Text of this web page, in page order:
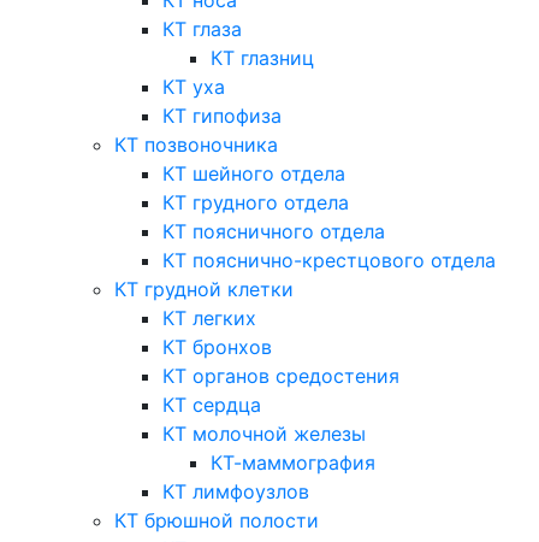
КТ глаза
КТ глазниц
КТ уха
КТ гипофиза
КТ позвоночника
КТ шейного отдела
КТ грудного отдела
КТ поясничного отдела
КТ пояснично-крестцового отдела
КТ грудной клетки
КТ легких
КТ бронхов
КТ органов средостения
КТ сердца
КТ молочной железы
КТ-маммография
КТ лимфоузлов
КТ брюшной полости